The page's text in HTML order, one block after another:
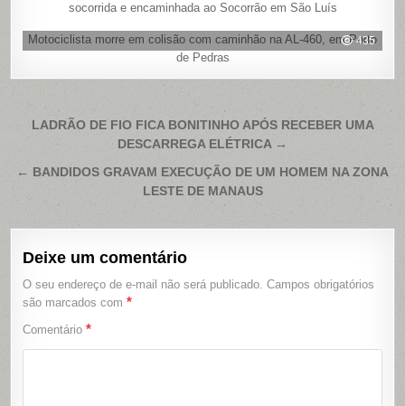
socorrida e encaminhada ao Socorrão em São Luís
435
Motociclista morre em colisão com caminhão na AL-460, em Porto
de Pedras
Navegação
Post
LADRÃO DE FIO FICA BONITINHO APÓS RECEBER UMA
DESCARREGA ELÉTRICA →
← BANDIDOS GRAVAM EXECUÇÃO DE UM HOMEM NA ZONA
LESTE DE MANAUS
Deixe um comentário
O seu endereço de e-mail não será publicado. Campos obrigatórios
são marcados com*
Comentário*